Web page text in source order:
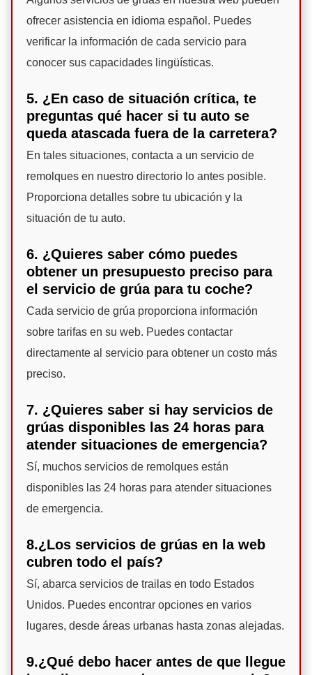
ofrecer asistencia en idioma español. Puedes
verificar la información de cada servicio para
conocer sus capacidades lingüísticas.
5. ¿En caso de situación crítica, te
preguntas qué hacer si tu auto se
queda atascada fuera de la carretera?
En tales situaciones, contacta a un servicio de
remolques en nuestro directorio lo antes posible.
Proporciona detalles sobre tu ubicación y la
situación de tu auto.
6. ¿Quieres saber cómo puedes
obtener un presupuesto preciso para
el servicio de grúa para tu coche?
Cada servicio de grúa proporciona información
sobre tarifas en su web. Puedes contactar
directamente al servicio para obtener un costo más
preciso.
7. ¿Quieres saber si hay servicios de
grúas disponibles las 24 horas para
atender situaciones de emergencia?
Sí, muchos servicios de remolques están
disponibles las 24 horas para atender situaciones
de emergencia.
8.¿Los servicios de grúas en la web
cubren todo el país?
Sí, abarca servicios de trailas en todo Estados
Unidos. Puedes encontrar opciones en varios
lugares, desde áreas urbanas hasta zonas alejadas.
9.¿Qué debo hacer antes de que llegue